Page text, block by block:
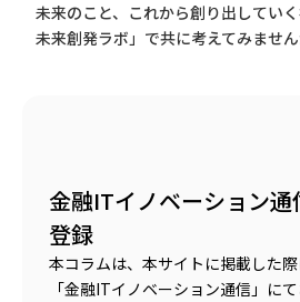
未来のこと、これから創り出してい
未来創発ラボ」で共に考えてみませ
金融ITイノベーション通
登録
本コラムは、本サイトに掲載した
「金融ITイノベーション通信」にて